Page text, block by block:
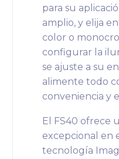
para su
amplio, y elija
color o
configurar la
se ajuste a su
alimente todo
conveniencia y
El FS40 ofrece
excepcional en
tecnología